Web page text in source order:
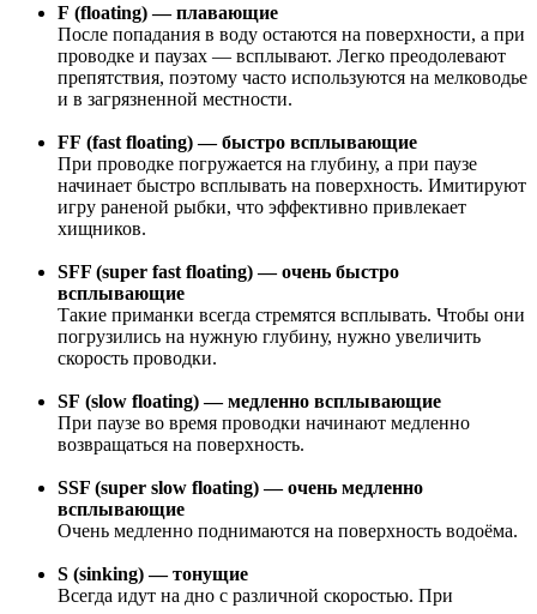
F (floating) — плавающие
После попадания в воду остаются на поверхности, а при
проводке и паузах — всплывают. Легко преодолевают
препятствия, поэтому часто используются на мелководье
и в загрязненной местности.
FF (fast floating) — быстро всплывающие
При проводке погружается на глубину, а при паузе
начинает быстро всплывать на поверхность. Имитируют
игру раненой рыбки, что эффективно привлекает
хищников.
SFF (super fast floating) — очень быстро
всплывающие
Такие приманки всегда стремятся всплывать. Чтобы они
погрузились на нужную глубину, нужно увеличить
скорость проводки.
SF (slow floating) — медленно всплывающие
При паузе во время проводки начинают медленно
возвращаться на поверхность.
SSF (super slow floating) — очень медленно
всплывающие
Очень медленно поднимаются на поверхность водоёма.
S (sinking) — тонущие
Всегда идут на дно с различной скоростью. При